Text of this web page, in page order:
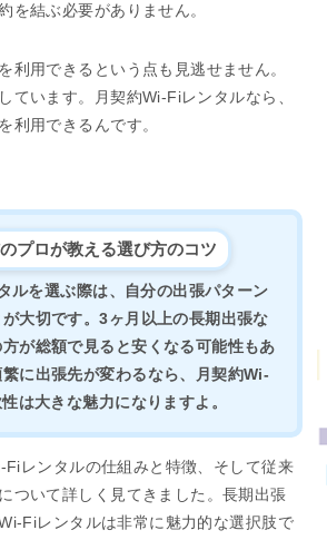
を結ぶ必要がありません。
利用できるという点も見逃せません。
ています。月契約Wi-Fiレンタルなら、
利用できるんです。
プロが教える選び方のコツ
ルを選ぶ際は、自分の出張パターン
大切です。3ヶ月以上の長期出張な
が総額で見ると安くなる可能性もあ
に出張先が変わるなら、月契約Wi-
は大きな魅力になりますよ。
Fiレンタルの仕組みと特徴、そして従来
ついて詳しく見てきました。長期出張
Fiレンタルは非常に魅力的な選択肢で